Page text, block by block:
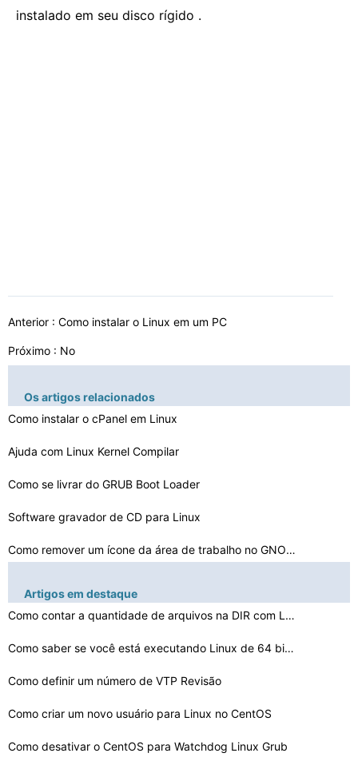
instalado em seu disco rígido .
Anterior : Como instalar o Linux em um PC
Próximo : No
Os artigos relacionados
Como instalar o cPanel em Linux
Ajuda com Linux Kernel Compilar
Como se livrar do GRUB Boot Loader
Software gravador de CD para Linux
Como remover um ícone da área de trabalho no GNOME no…
Como abrir escritório no Kubuntu
Como verificar a memória em um Linux
Como remover uma coluna de texto em Awk
Como instalar pacotes RHEL5 Do DVD
Artigos em destaque
Como contar a quantidade de arquivos na DIR com Linux
Como saber se você está executando Linux de 64 bits
Como definir um número de VTP Revisão
Como criar um novo usuário para Linux no CentOS
Como desativar o CentOS para Watchdog Linux Grub